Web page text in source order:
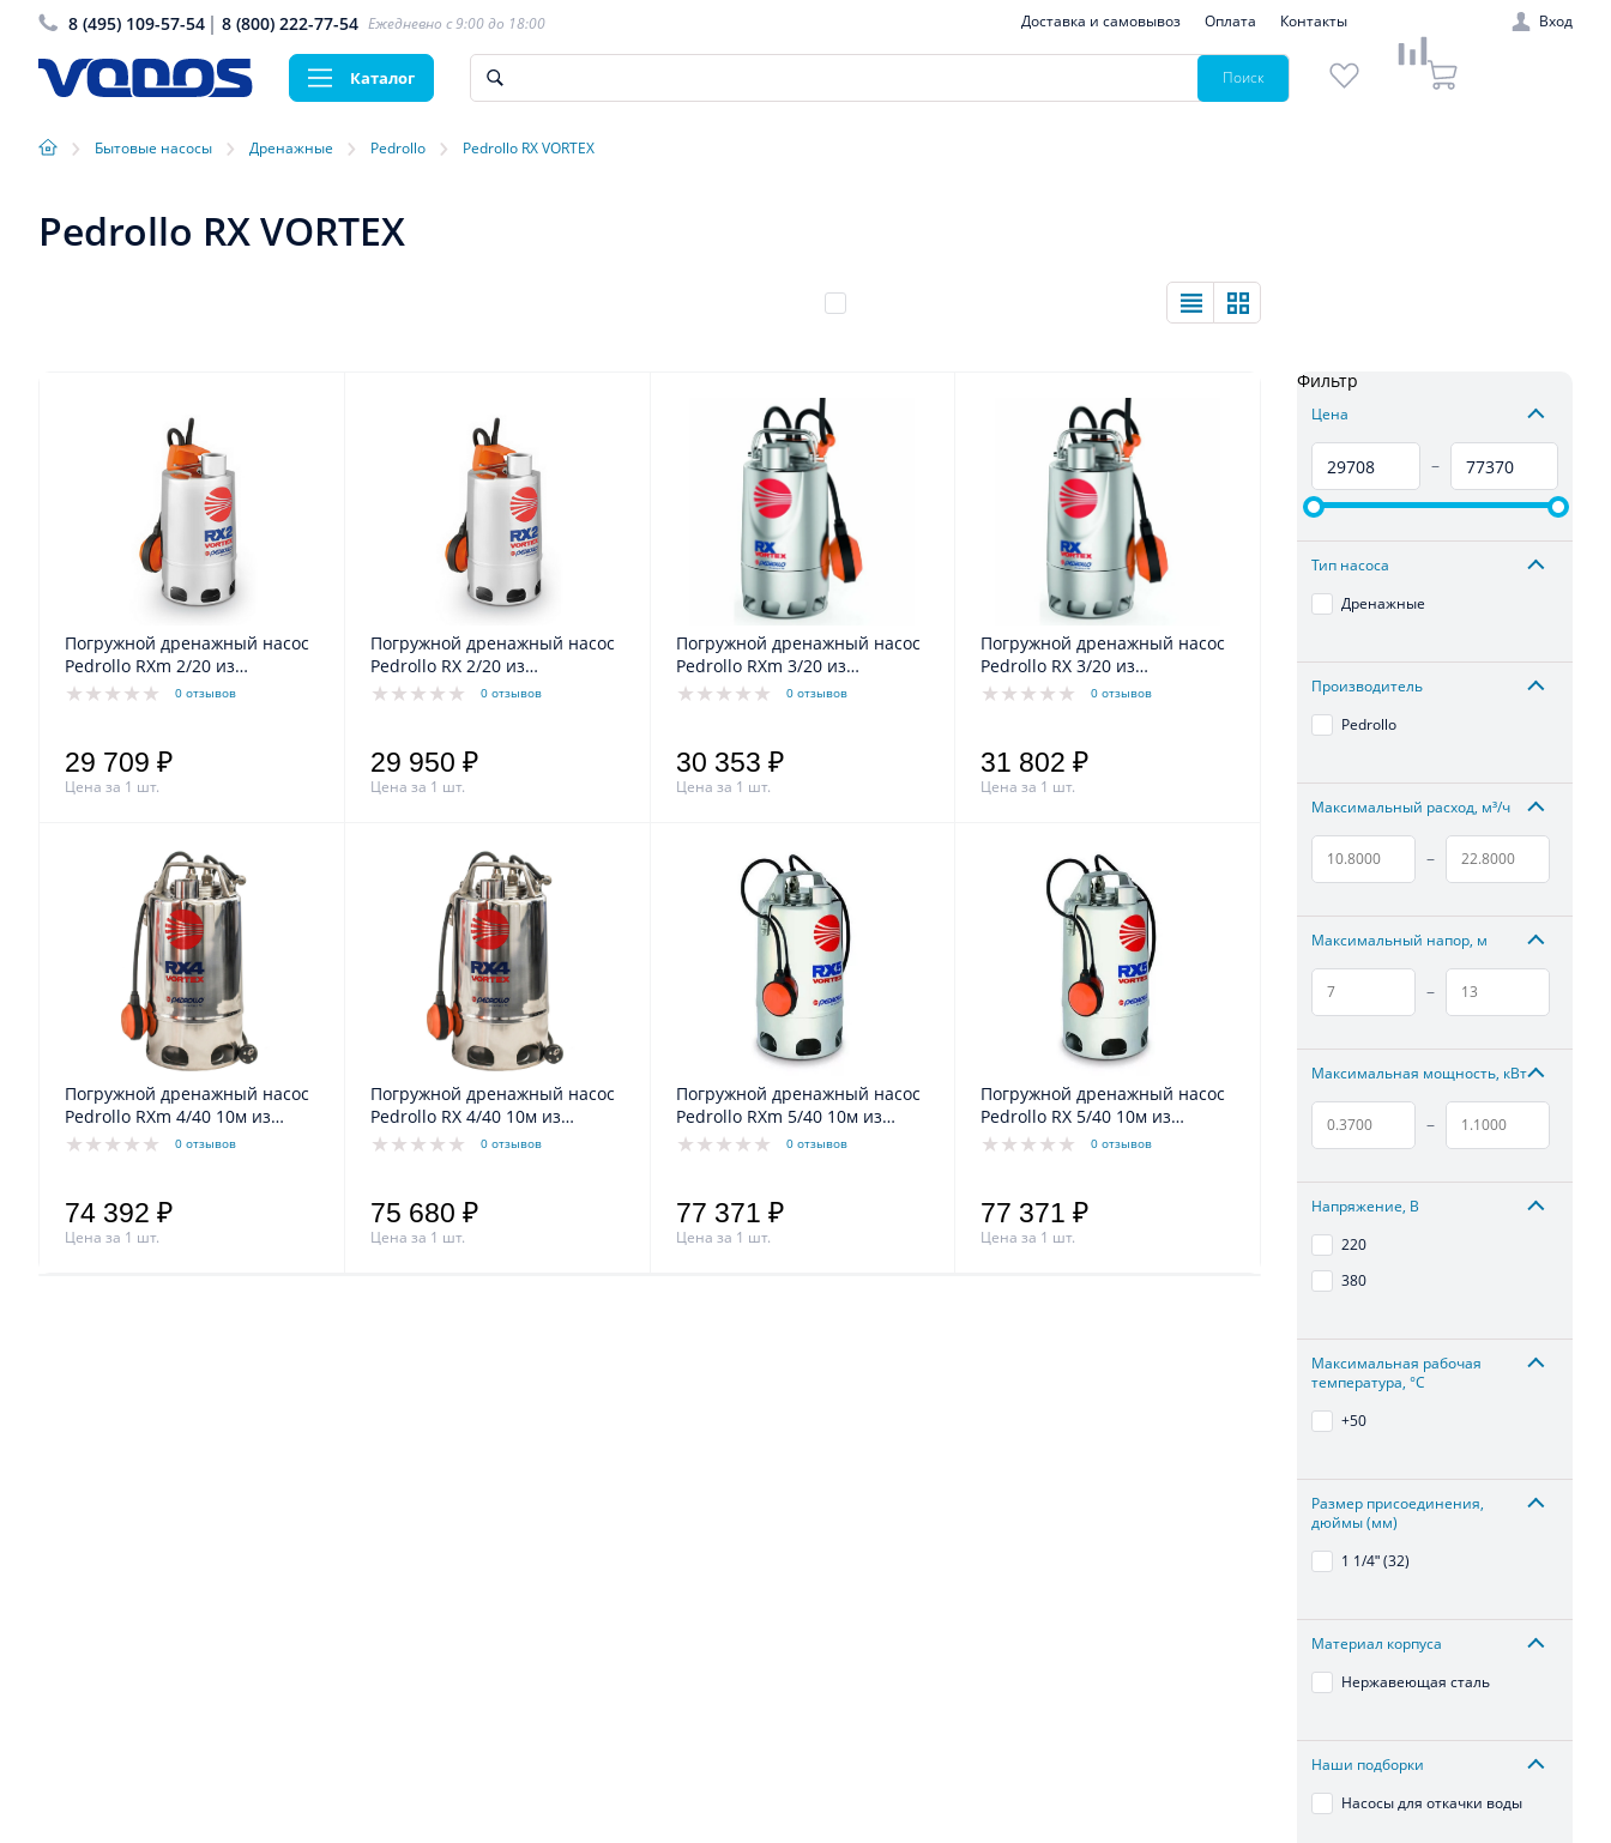
8 (495) 109-57-54 8 (800) 222-77-54 Ежедневно с 9:00 до 18:00 Доставка и самовывоз Оплата Контакты Вход
Каталог Поиск
› Бытовые насосы › Дренажные › Pedrollo › Pedrollo RX VORTEX
Pedrollo RX VORTEX
Погружной дренажный насос
Pedrollo RXm 2/20 из
нерж.стали для грязной воды
0 отзывов
29 709 ₽
Цена за 1 шт.
Погружной дренажный насос
Pedrollo RX 2/20 из
нерж.стали для грязной воды
0 отзывов
29 950 ₽
Цена за 1 шт.
Погружной дренажный насос
Pedrollo RXm 3/20 из
нерж.стали для грязной воды
0 отзывов
30 353 ₽
Цена за 1 шт.
Погружной дренажный насос
Pedrollo RX 3/20 из
нерж.стали для грязной воды
0 отзывов
31 802 ₽
Цена за 1 шт.
Погружной дренажный насос
Pedrollo RXm 4/40 10м из
нерж.стали для грязной воды
0 отзывов
74 392 ₽
Цена за 1 шт.
Погружной дренажный насос
Pedrollo RX 4/40 10м из
нерж.стали для грязной воды
0 отзывов
75 680 ₽
Цена за 1 шт.
Погружной дренажный насос
Pedrollo RXm 5/40 10м из
нерж.стали для грязной воды
0 отзывов
77 371 ₽
Цена за 1 шт.
Погружной дренажный насос
Pedrollo RX 5/40 10м из
нерж.стали для грязной воды
0 отзывов
77 371 ₽
Цена за 1 шт.
Фильтр
Цена
–
Тип насоса
Дренажные
Производитель
Pedrollo
Максимальный расход, м³/ч
–
Максимальный напор, м
–
Максимальная мощность, кВт
–
Напряжение, В
220
380
Максимальная рабочая
температура, °С
+50
Размер присоединения,
дюймы (мм)
1 1/4ʺ (32)
Материал корпуса
Нержавеющая сталь
Наши подборки
Насосы для откачки воды